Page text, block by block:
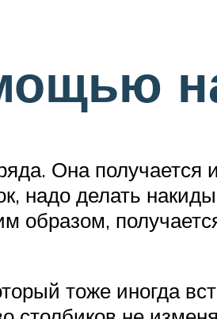
Она получается
надо делать
образом,
тоже иногда